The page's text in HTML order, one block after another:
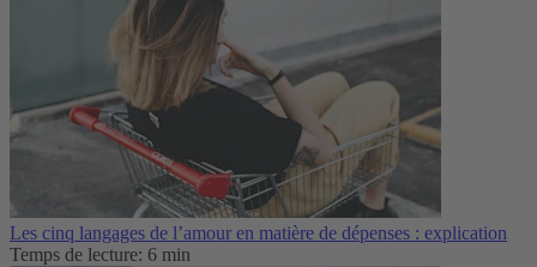
Les cinq langages de l’amour en matière de dépenses : explication
Temps de lecture: 6 min